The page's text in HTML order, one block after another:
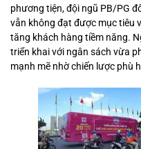
phương tiện, đội ngũ PB/PG
vẫn không đạt được mục tiêu
tăng khách hàng tiềm năng.
triển khai với ngân sách vừa
mạnh mẽ nhờ chiến lược phù